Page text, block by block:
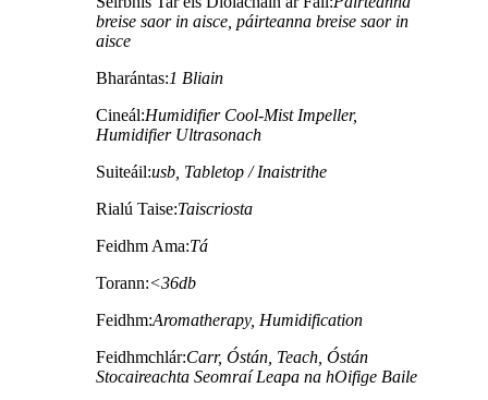
breise saor in aisce, páirteanna breise saor in
aisce
Bharántas:1 Bliain
Cineál:Humidifier Cool-Mist Impeller,
Humidifier Ultrasonach
Suiteáil:usb, Tabletop / Inaistrithe
Rialú Taise:Taiscriosta
Feidhm Ama:Tá
Torann:<36db
Feidhm:Aromatherapy, Humidification
Feidhmchlár:Carr, Óstán, Teach, Óstán
Stocaireachta Seomraí Leapa na hOifige Baile